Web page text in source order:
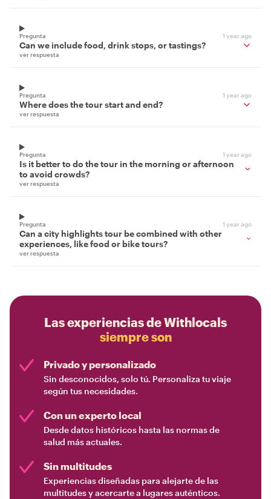
Pregunta 1 year ago
Can we include food, drink stops, or tastings?
ver respuesta
Pregunta 1 year ago
Where does the tour start and end?
ver respuesta
Pregunta 1 year ago
Is it better to do the tour in the morning or afternoon
to avoid crowds?
ver respuesta
Pregunta 1 year ago
Can a city highlights tour be combined with other
experiences, like food or bike tours?
ver respuesta
Las experiencias de Withlocals
siempre son
Privado y personalizado
Sin desconocidos, solo tú. Personaliza tu viaje
según tus necesidades.
Con un experto local
Desde datos históricos hasta las normas de
salud más actuales.
Sin multitudes
Experiencias diseñadas para alejarte de las
multitudes y acercarte a lugares auténticos.